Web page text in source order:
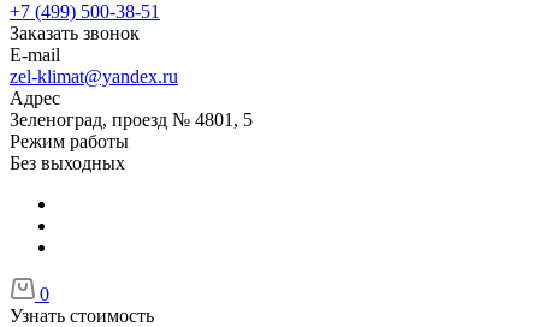
+7 (499) 500-38-51
Заказать звонок
E-mail
zel-klimat@yandex.ru
Адрес
Зеленоград, проезд № 4801, 5
Режим работы
Без выходных
0
Узнать стоимость